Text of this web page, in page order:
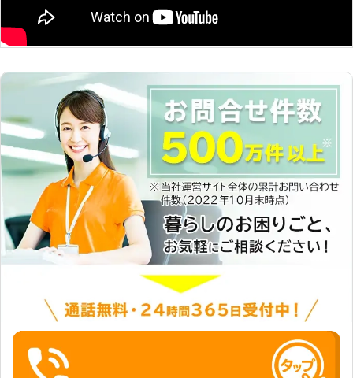
は全て取り外す必要があります。しか
しビルに設置されている蛍光灯はかな
いただきます。価格もお客様の要望に
合わせて、できる限り安く済ませるこ
とができますので、一度ご相談くださ
いませ。
いた電気代や電球代によってLED工事
ため、長い目で見ればオトクに使用で
がなくなっている！ 近年では、大手
電気メーカーの蛍光灯照明器具の生産
が終了しています。政府による「新成
長戦略」「エネルギー企画計画」、日
本照明工業会の「照明成長戦略
2020」によって、蛍光灯のLED化が
すすめられているのです。蛍光灯照明
器具の製造はなくなっても、蛍光灯ラ
ンプはしばらく販売が続く予定です。
しかし蛍光灯ランプが手に入らなくな
る前に、蛍光灯からLED工事をしてお
くことをおすすめします。 LED工事
や節電対策に興味がありましたら、大
晴電工にお問い合わせください。お客
様のご要望に合わせたプランニングを
いたします。電気のお悩みでしたら何
でもお任せくださいませ。